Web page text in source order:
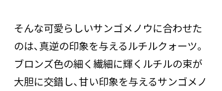
そんな可愛らしいサンゴメノウに合わせた
のは、真逆の印象を与えるルチルクォーツ。
ブロンズ色の細く繊細に輝くルチルの束が
大胆に交錯し、甘い印象を与えるサンゴメノ